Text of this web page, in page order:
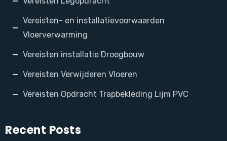
Vereisten- en installatievoorwaarden
Vloerverwarming
Vereisten installatie Droogbouw
Vereisten Verwijderen Vloeren
Vereisten Opdracht Trapbekleding Lijm PVC
Recent Posts